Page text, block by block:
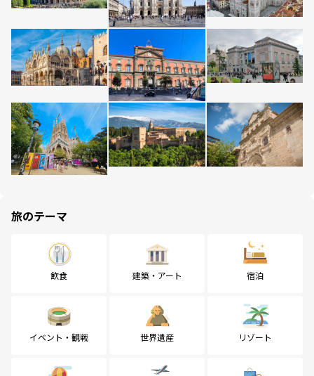
旅のテーマ
飲食 建築・アート 宿泊
イベント・観戦 世界遺産 リゾート